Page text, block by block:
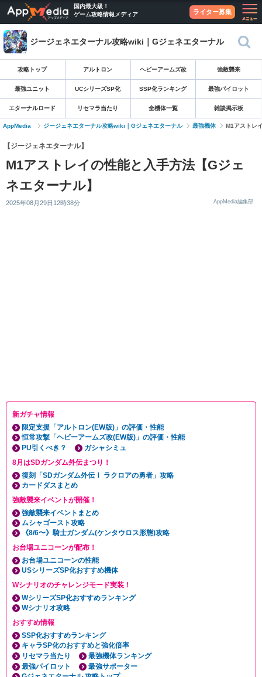
国内最大級！
ゲーム攻略情報メディア
ライター募集
ジージェネエターナル攻略wiki｜Gジェネエターナル
攻略トップ アルトロン ヘビーアームズ改 強敵襲来
最強ユニット UCシリーズSP化 SSP化ランキング 最強パイロット
エターナルロード リセマラ当たり 全機体一覧 雑談掲示板
AppMedia ジージェネエターナル攻略wiki｜Gジェネエターナル 最強機体 M1アストレ
【ジージェネエターナル】
M1アストレイの性能と入手方法【Gジェ
ネエターナル】
2025年08月29日12時38分 AppMedia編集部
新ガチャ情報
限定支援「アルトロン(EW版)」の評価・性能
恒常攻撃「ヘビーアームズ改(EW版)」の評価・性能
PU引くべき？
ガシャシミュ
8月はSDガンダム外伝まつり！
復刻「SDガンダム外伝Ⅰ ラクロアの勇者」攻略
カードダスまとめ
強敵襲来イベントが開催！
強敵襲来イベントまとめ
ムシャゴースト攻略
《8/6〜》騎士ガンダム(ケンタウロス形態)攻略
お台場ユニコーンが配布！
お台場ユニコーンの性能
USシリーズSP化おすすめ機体
Wシナリオのチャレンジモード実装！
WシリーズSP化おすすめランキング
Wシナリオ攻略
おすすめ情報
SSP化おすすめランキング
キャラSP化のおすすめと強化倍率
リセマラ当たり
最強機体ランキング
最強パイロット
最強サポーター